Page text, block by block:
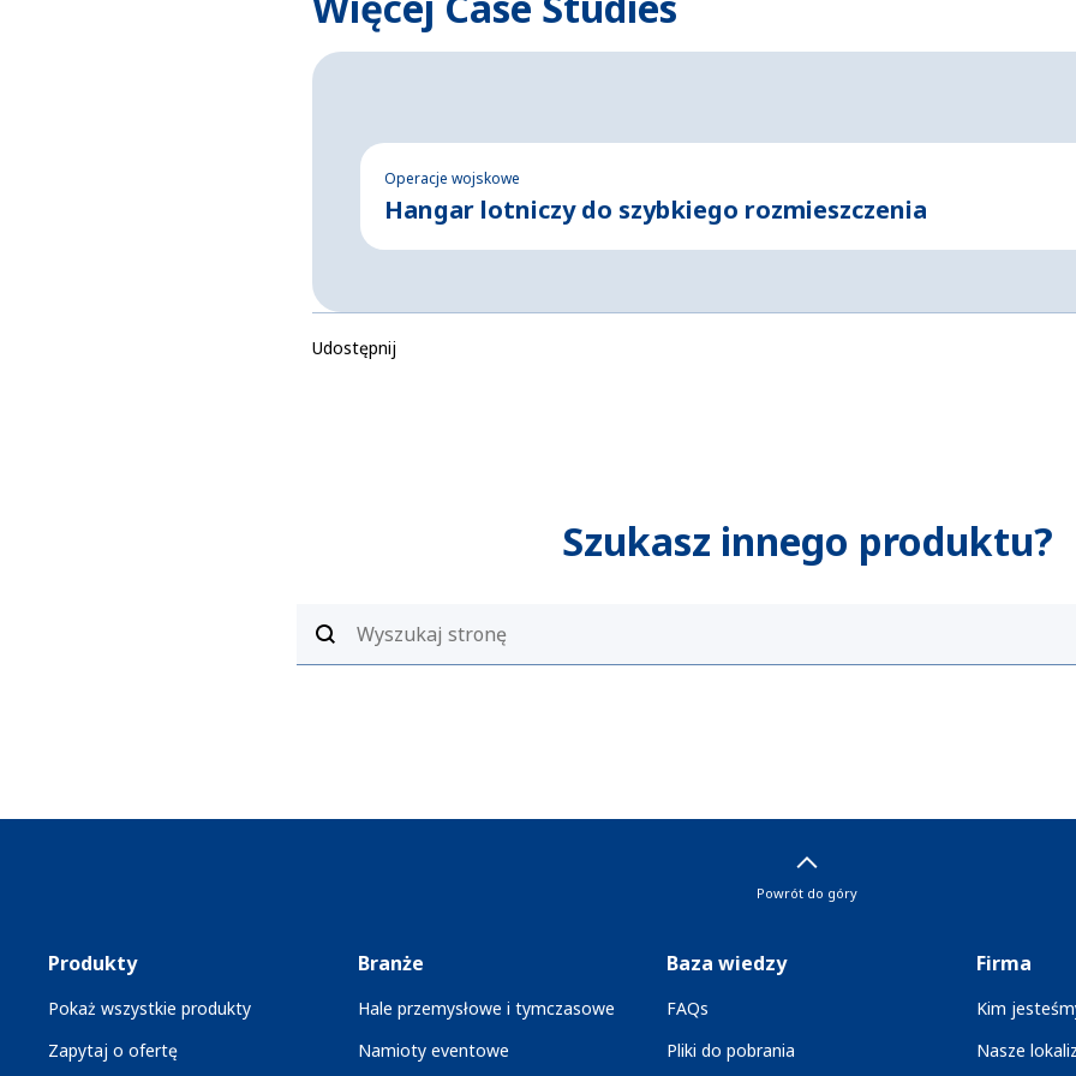
Operacje wojskowe
Hangar lotniczy do szybkiego rozmieszczenia
Udostępnij
Szukasz innego produktu?
Powrót do góry
Produkty
Pokaż wszystkie produkty
Zapytaj o ofertę
Branże
Hale przemysłowe i tymczasowe
Namioty eventowe
Baza wiedzy
FAQs
Pliki do pobrania
Firma
Kim
Nasze